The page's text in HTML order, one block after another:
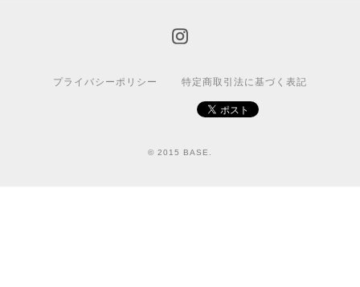
プライバシーポリシー 特定商取引法に基づく表記
© 2015 BASE.